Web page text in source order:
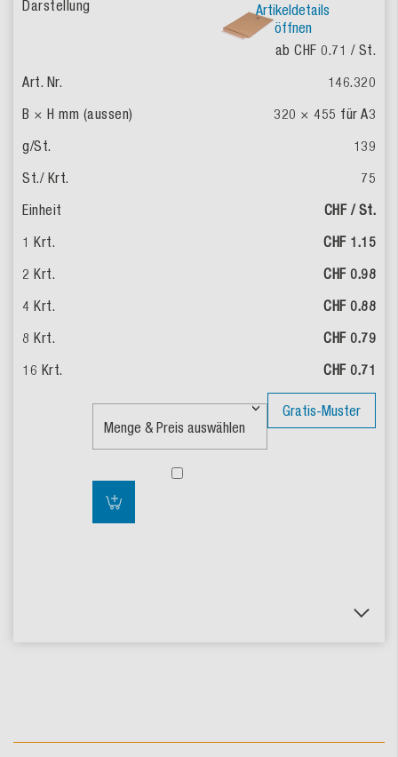
Artikeldetails
öffnen
ab CHF 0.71 / St.
146.320
320 × 455 für A3
139
75
CHF / St.
CHF 1.15
CHF 0.98
CHF 0.88
CHF 0.79
CHF 0.71
Gratis-Muster